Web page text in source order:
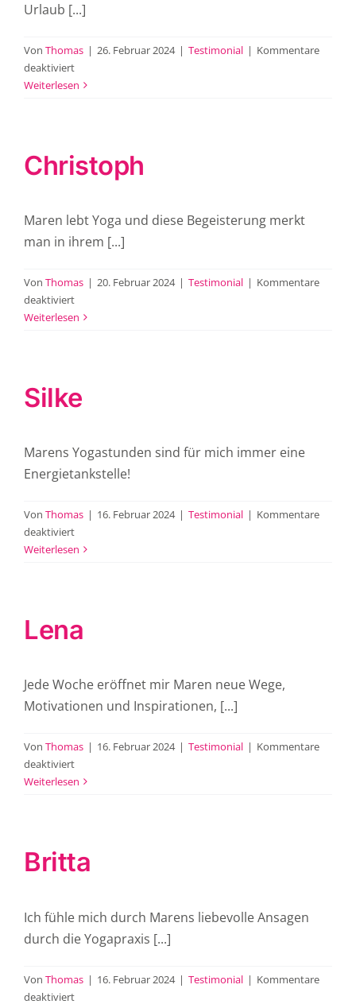
Urlaub [...]
Von Thomas | 26. Februar 2024 | Testimonial | Kommentare
deaktiviertfür
Annemarie
Weiterlesen
Christoph
Maren lebt Yoga und diese Begeisterung merkt
man in ihrem [...]
Von Thomas | 20. Februar 2024 | Testimonial | Kommentare
deaktiviertfür
Christoph
Weiterlesen
Silke
Marens Yogastunden sind für mich immer eine
Energietankstelle!
Von Thomas | 16. Februar 2024 | Testimonial | Kommentare
deaktiviertfür
Silke
Weiterlesen
Lena
Jede Woche eröffnet mir Maren neue Wege,
Motivationen und Inspirationen, [...]
Von Thomas | 16. Februar 2024 | Testimonial | Kommentare
deaktiviertfür
Lena
Weiterlesen
Britta
Ich fühle mich durch Marens liebevolle Ansagen
durch die Yogapraxis [...]
Von Thomas | 16. Februar 2024 | Testimonial | Kommentare
deaktiviertfür